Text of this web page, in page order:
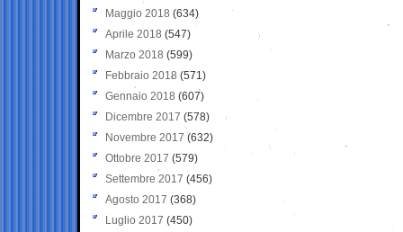
Maggio 2018 (634)
Aprile 2018 (547)
Marzo 2018 (599)
Febbraio 2018 (571)
Gennaio 2018 (607)
Dicembre 2017 (578)
Novembre 2017 (632)
Ottobre 2017 (579)
Settembre 2017 (456)
Agosto 2017 (368)
Luglio 2017 (450)